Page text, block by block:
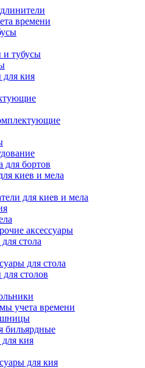
времени
и тубусы
кия
для бортов
киев и мела
для киев и мела
аксессуары
стола
для стола
столов
учета времени
бильярдные
кия
для кия